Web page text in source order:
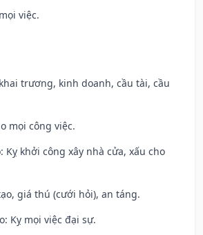
việc.
trương, kinh doanh, cầu tài, cầu
mọi công việc.
Kỵ khởi công xây nhà cửa, xấu cho
giá thú (cưới hỏi), an táng.
Kỵ mọi việc đại sự.